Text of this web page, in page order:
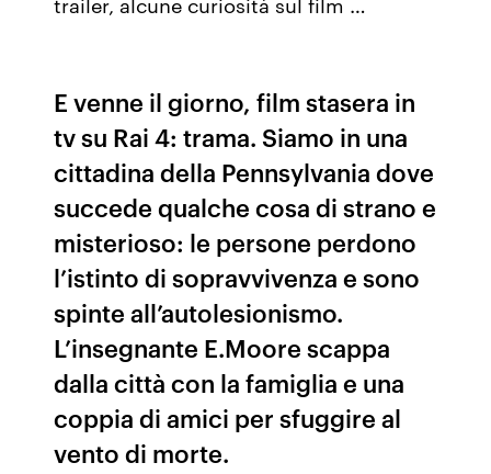
E venne il giorno, film stasera in
tv su Rai 4: trama. Siamo in una
cittadina della Pennsylvania dove
succede qualche cosa di strano e
misterioso: le persone perdono
l’istinto di sopravvivenza e sono
spinte all’autolesionismo.
L’insegnante E.Moore scappa
dalla città con la famiglia e una
coppia di amici per sfuggire al
vento di morte.